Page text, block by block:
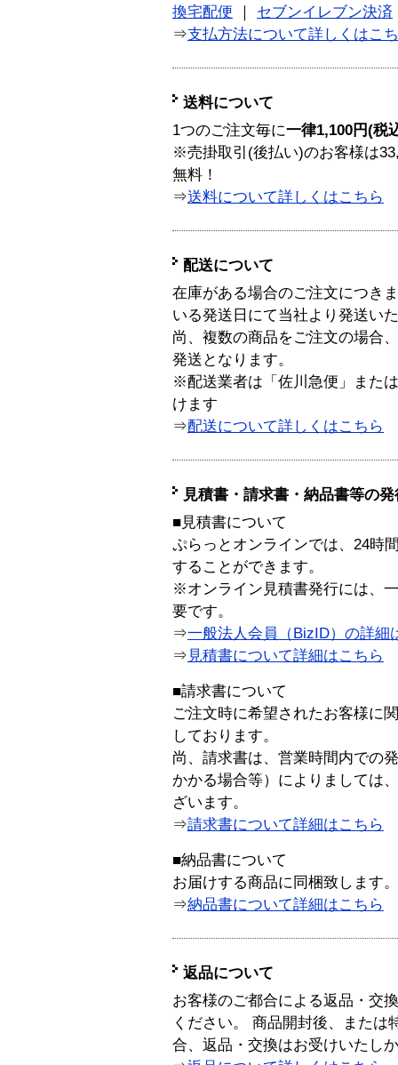
換宅配便
セブンイレブン決済
⇒支払方法について詳しくはこ
送料について
1つのご注文毎に一律1,100円(税
※売掛取引(後払い)のお客様は
無料！
⇒送料について詳しくはこちら
配送について
在庫がある場合のご注文につき
いる発送日にて当社より発送い
尚、複数の商品をご注文の場合
発送となります。
※配送業者は「佐川急便」また
けます
⇒配送について詳しくはこちら
見積書・請求書・納品書等の
■見積書について
ぷらっとオンラインでは、24時
することができます。
※オンライン見積書発行には、
要です。
⇒一般法人会員（BizID）の詳細
⇒ 見積書について詳細はこちら
■請求書について
ご注文時に希望されたお客様に
しております。
尚、請求書は、営業時間内での
かかる場合等）によりましては
ざいます。
⇒請求書について詳細はこちら
■納品書について
お届けする商品に同梱致します。
⇒納品書について詳細はこちら
返品について
お客様のご都合による返品・交
ください。 商品開封後、または
合、返品・交換はお受けいたし